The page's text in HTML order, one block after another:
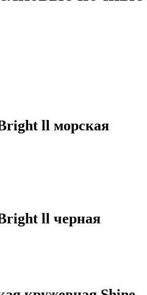
ll морская
ll черная